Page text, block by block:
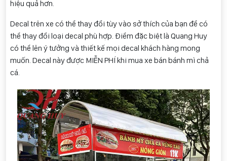
hiệu quả hơn.
Decal trên xe có thể thay đổi tùy vào sở thích của bạn để có
thể thay đổi loại decal phù hợp. Điểm đặc biệt là Quang Huy
có thể lên ý tưởng và thiết kế mọi decal khách hàng mong
muốn. Decal này được MIỄN PHÍ khi mua xe bán bánh mì chả
cá.